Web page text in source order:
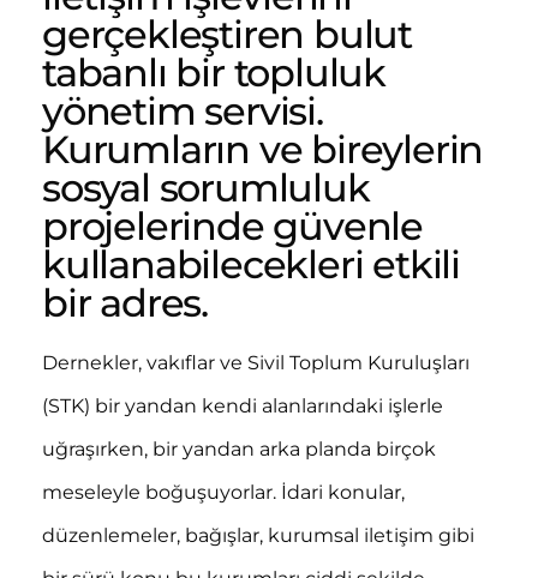
gerçekleştiren bulut
tabanlı bir topluluk
yönetim servisi.
Kurumların ve bireylerin
sosyal sorumluluk
projelerinde güvenle
kullanabilecekleri etkili
bir adres.
Dernekler, vakıflar ve Sivil Toplum Kuruluşları
(STK) bir yandan kendi alanlarındaki işlerle
uğraşırken, bir yandan arka planda birçok
meseleyle boğuşuyorlar. İdari konular,
düzenlemeler, bağışlar, kurumsal iletişim gibi